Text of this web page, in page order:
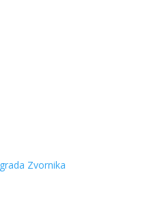
Zvornika